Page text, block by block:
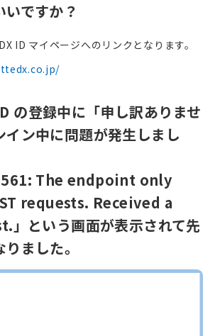
ですか？
ID マイページへのリンクとなります。
の登録中に「申し訳ありませ
イン中に問題が発生しまし
The endpoint only
requests. Received a
」という画面が表示されて先
ました。